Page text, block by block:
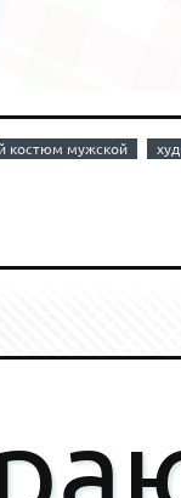
костюм мужской